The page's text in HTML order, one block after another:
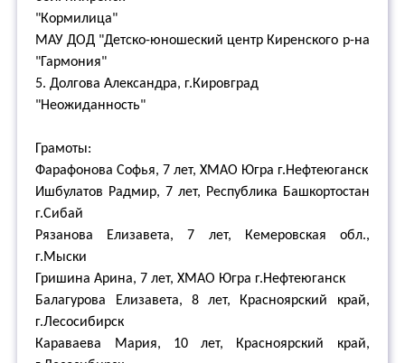
"Кормилица"
МАУ ДОД "Детско-юношеский центр Киренского р-на
"Гармония"
5. Долгова Александра, г.Кировград
"Неожиданность"
Грамоты:
Фарафонова Софья, 7 лет, ХМАО Югра г.Нефтеюганск
Ишбулатов Радмир, 7 лет, Республика Башкортостан
г.Сибай
Рязанова Елизавета, 7 лет, Кемеровская обл.,
г.Мыски
Гришина Арина, 7 лет, ХМАО Югра г.Нефтеюганск
Балагурова Елизавета, 8 лет, Красноярский край,
г.Лесосибирск
Караваева Мария, 10 лет, Красноярский край,